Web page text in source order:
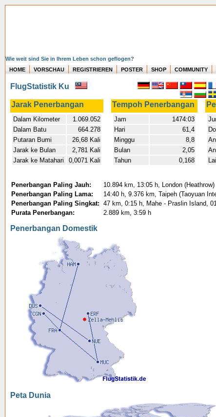
Wie weit sind Sie in Ihrem Leben schon geflogen?
HOME
VORSCHAU REGISTRIEREN POSTER SHOP COMMUNITY
FlugStatistik Ku
Jarak Penerbangan Tempoh Penerbangan
Dalam Kilometer
1.069.052
Dalam Batu
664.278
Putaran Bumi
26,68 Kali
Jarak ke Bulan
2,781 Kali
Jarak ke Matahari
0,0071 Kali
Jam
1474:03
Hari
61,4
Minggu
8,8
Bulan
2,05
Tahun
0,168
Penerbangan Paling Jauh:
10.894 km, 13:05 h, London
Penerbangan Paling Lama:
14:40 h, 9.376 km, Taipeh (Taoyuan
Penerbangan Paling Singkat: 47 km, 0:15 h, Mahe - Praslin Island,
Purata Penerbangan:
2.889 km, 3:59 h
Penerbangan Domestik
Peta Dunia